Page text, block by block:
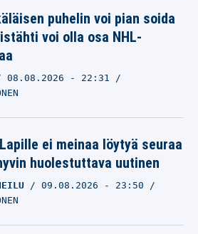
puhelin voi pian soida
voi olla osa NHL-
08.08.2026 - 22:31
ei meinaa löytyä seuraa
huolestuttava uutinen
09.08.2026 - 23:50